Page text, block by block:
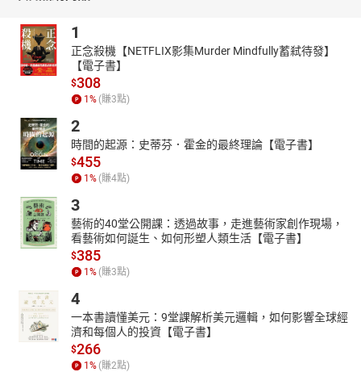
巴金翻譯這本著作時，在引言中提到：「我希望我的翻譯還能多少
保存一點原作的那種美麗的、充滿了渴望的、憂鬱的調子，同時還
能夠使讀者嗅到一點俄羅斯草原的香氣。」《草原故事》收錄了
《馬加爾周達》、《因了單調的緣故》、《不能死的人》等3篇短篇
【尚儀有聲製播暨發行中心介紹】
尚儀有聲製播暨發行中心(簡稱尚儀有聲製播中心)是專業的有聲出版
品製作與發行單位，由獲得八座金鐘獎的配音大師袁光麟先生擔任
聲音總監。除專業的製作團隊，發行範圍更是遍及所有華人有聲通
您是內容擁有者或配音員，都歡迎您洽詢、合作。
【目錄】
書名及版權聲明
馬加爾周達（一）
馬加爾周達（二）
馬加爾周達（三）
馬加爾周達（四）
馬加爾周達（五）
1
正念殺機【NETFLIX影集Murder Mindfully蓄弒待發】
【電子書】
$308
1 % (賺3點)
2
時間的起源：史蒂芬．霍金的最終理論【電子書】
$455
1 % (賺4點)
3
藝術的40堂公開課：透過故事，走進藝術家創作現場，
看藝術如何誕生、如何形塑人類生活【電子書】
$385
1 % (賺3點)
4
一本書讀懂美元：9堂課解析美元邏輯，如何影響全球經
濟和每個人的投資【電子書】
$266
1 % (賺2點)